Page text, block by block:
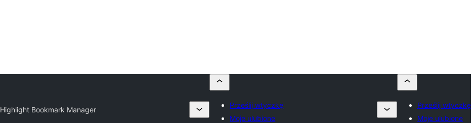
Highlight Bookmark Manager
Prześlij wtyczkę
Moje ulubione
Prześlij wtyczkę
Moje ulubione